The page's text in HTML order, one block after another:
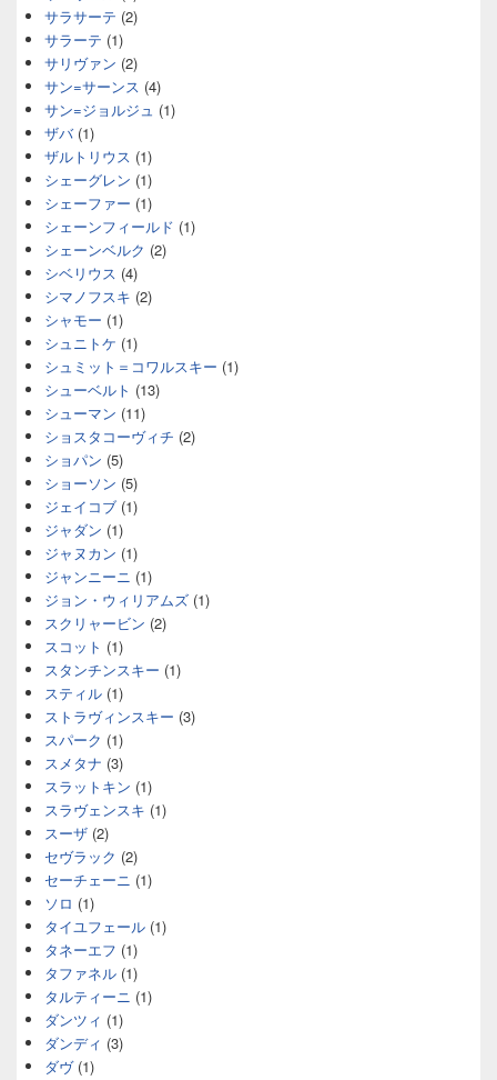
サラサーテ (2)
サラーテ (1)
サリヴァン (2)
サン=サーンス (4)
サン=ジョルジュ (1)
ザバ(1)
ザルトリウス (1)
シェーグレン (1)
シェーファー (1)
シェーンフィールド (1)
シェーンベルク (2)
シベリウス (4)
シマノフスキ (2)
シャモー (1)
シュニトケ (1)
シュミット＝コワルスキー (1)
シューベルト (13)
シューマン (11)
ショスタコーヴィチ (2)
ショパン (5)
ショーソン (5)
ジェイコブ (1)
ジャダン (1)
ジャヌカン (1)
ジャンニーニ (1)
ジョン・ウィリアムズ (1)
スクリャービン (2)
スコット (1)
スタンチンスキー (1)
スティル (1)
ストラヴィンスキー (3)
スパーク (1)
スメタナ (3)
スラットキン (1)
スラヴェンスキ (1)
スーザ (2)
セヴラック (2)
セーチェーニ (1)
ソロ (1)
タイユフェール (1)
タネーエフ (1)
タファネル (1)
タルティーニ (1)
ダンツィ (1)
ダンディ (3)
ダヴ(1)